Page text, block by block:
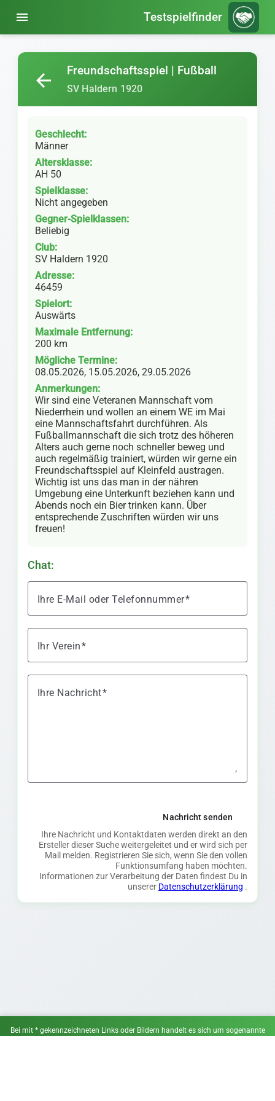
menu Testspielfinder
Freundschaftsspiel | Fußball
SV Haldern 1920
arrow_back
Geschlecht:
Männer
Altersklasse:
AH 50
Spielklasse:
Nicht angegeben
Gegner-Spielklassen:
Beliebig
Club:
SV Haldern 1920
Adresse:
46459
Spielort:
Auswärts
Maximale Entfernung:
200 km
Mögliche Termine:
08.05.2026, 15.05.2026, 29.05.2026
Anmerkungen:
Wir sind eine Veteranen Mannschaft vom
Niederrhein und wollen an einem WE im Mai
eine Mannschaftsfahrt durchführen. Als
Fußballmannschaft die sich trotz des höheren
Alters auch gerne noch schneller beweg und
auch regelmäßig trainiert, würden wir gerne ein
Freundschaftsspiel auf Kleinfeld austragen.
Wichtig ist uns das man in der nähren
Umgebung eine Unterkunft beziehen kann und
Abends noch ein Bier trinken kann. Über
entsprechende Zuschriften würden wir uns
freuen!
Chat:
Ihre E-Mail oder Telefonnummer
Ihr Verein
Ihre Nachricht
Nachricht senden
Ihre Nachricht und Kontaktdaten werden direkt an den
Ersteller dieser Suche weitergeleitet und er wird sich per
Mail melden. Registrieren Sie sich, wenn Sie den vollen
Funktionsumfang haben möchten.
Informationen zur Verarbeitung der Daten findest Du in
unserer Datenschutzerklärung .
Bei mit * gekennzeichneten Links oder Bildern handelt es sich um sogenannte